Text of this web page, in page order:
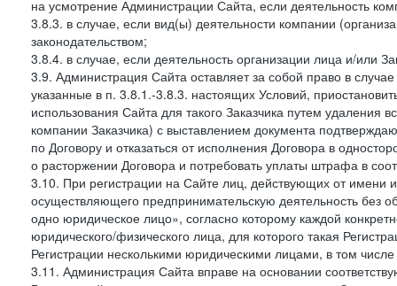
на усмотрение Администрации Сайта, если деятельность
3.8.3. в случае, если вид(ы) деятельности компании
законодательством;
3.8.4. в случае, если деятельность организации лица и/или
3.9. Администрация Сайта оставляет за собой право в
указанные в п. 3.8.1.-3.8.3. настоящих Условий,
использования Сайта для такого Заказчика путем
компании Заказчика) с выставлением документа
по Договору и отказаться от исполнения Договора в
о расторжении Договора и потребовать уплаты штрафа в
3.10. При регистрации на Сайте лиц, действующих от имени
осуществляющего предпринимательскую деятельность без
одно юридическое лицо», согласно которому каждой
юридического/физического лица, для которого такая
Регистрации несколькими юридическими лицами, в том
3.11. Администрация Сайта вправе на основании